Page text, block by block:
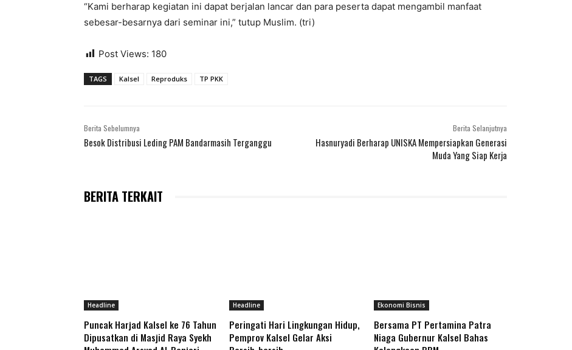
“Kami berharap kegiatan ini dapat berjalan lancar dan para peserta dapat mengambil manfaat
sebesar-besarnya dari seminar ini,” tutup Muslim. (tri)
Post Views: 180
TAGS Kalsel Reproduks TP PKK
Berita Sebelumnya
Besok Distribusi Leding PAM Bandarmasih Terganggu
Berita Selanjutnya
Hasnuryadi Berharap UNISKA Mempersiapkan Generasi
Muda Yang Siap Kerja
BERITA TERKAIT
Headline
Puncak Harjad Kalsel ke 76 Tahun
Dipusatkan di Masjid Raya Syekh
Headline
Peringati Hari Lingkungan Hidup,
Pemprov Kalsel Gelar Aksi
Ekonomi Bisnis
Bersama PT Pertamina Patra
Niaga Gubernur Kalsel Bahas